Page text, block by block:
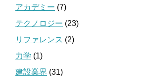
アカデミー (7)
テクノロジー (23)
リファレンス (2)
力学 (1)
建設業界 (31)